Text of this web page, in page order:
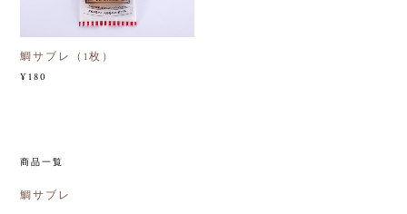
鯛サブレ（1枚）
¥180
商品一覧
鯛サブレ